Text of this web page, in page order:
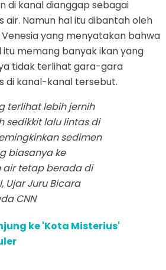
di kanal dianggap sebagai
air. Namun hal itu dibantah oleh
yang menyatakan bahwa
memang banyak ikan yang
tidak terlihat gara-gara
di kanal-kanal tersebut.
terlihat lebih jernih
sedikkit lalu lintas di
sedimen
biasanya ke
air tetap berada di
Ujar Juru Bicara
CNN
ke 'Kota Misterius'